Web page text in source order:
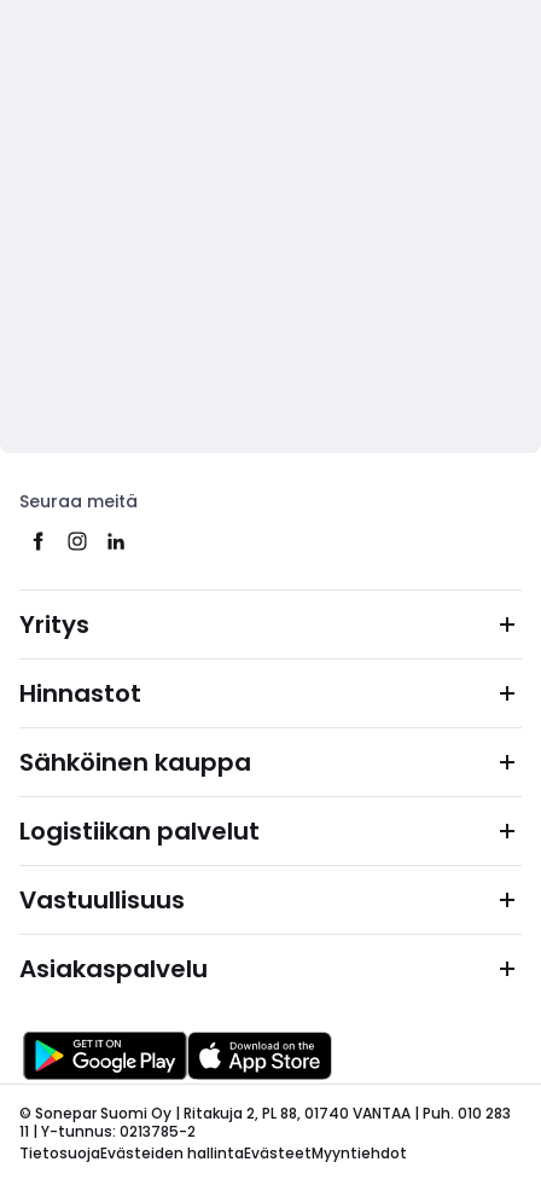
Seuraa meitä
Yritys
Hinnastot
Sähköinen kauppa
Logistiikan palvelut
Vastuullisuus
Asiakaspalvelu
© Sonepar Suomi Oy | Ritakuja 2, PL 88, 01740 VANTAA | Puh. 010 283
11 | Y-tunnus: 0213785-2
TietosuojaEvästeiden hallintaEvästeetMyyntiehdot